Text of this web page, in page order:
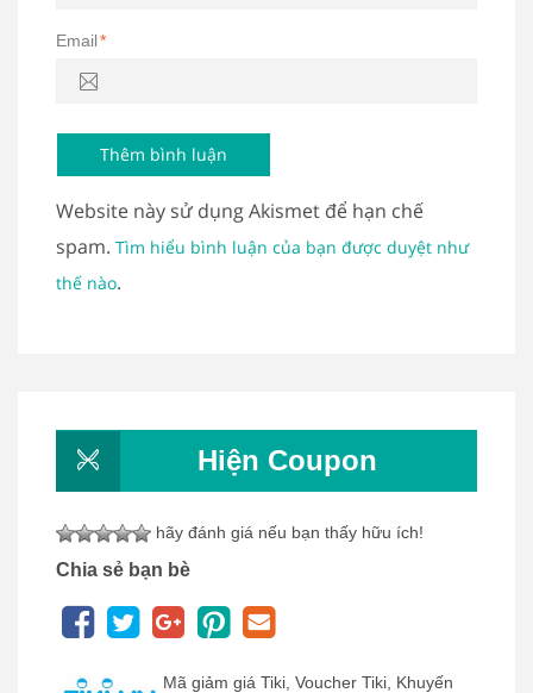
Email*
Website này sử dụng Akismet để hạn chế
spam. Tìm hiểu bình luận của bạn được duyệt như
thế nào.
Hiện Coupon
hãy đánh giá nếu bạn thấy hữu ích!
Chia sẻ bạn bè
Mã giảm giá Tiki, Voucher Tiki, Khuyến